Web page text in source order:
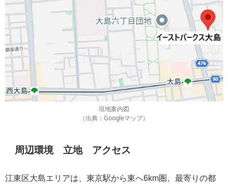
現地案内図
（出典：Googleマップ）
周辺環境 立地 アクセス
江東区大島エリアは、東京駅から東へ6km圏。最寄りの都